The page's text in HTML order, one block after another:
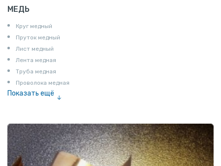
МЕДЬ
Круг медный
Пруток медный
Лист медный
Лента медная
Труба медная
Проволока медная
Показать ещё